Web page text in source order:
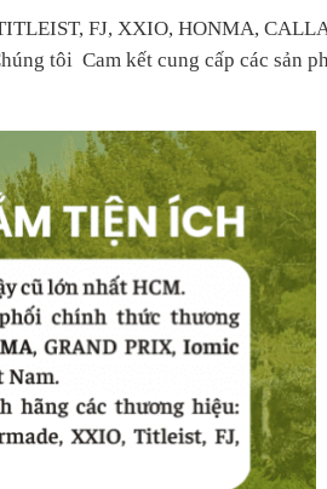
FJ, XXIO, HONMA,
tôi Cam kết cung cấp các sản